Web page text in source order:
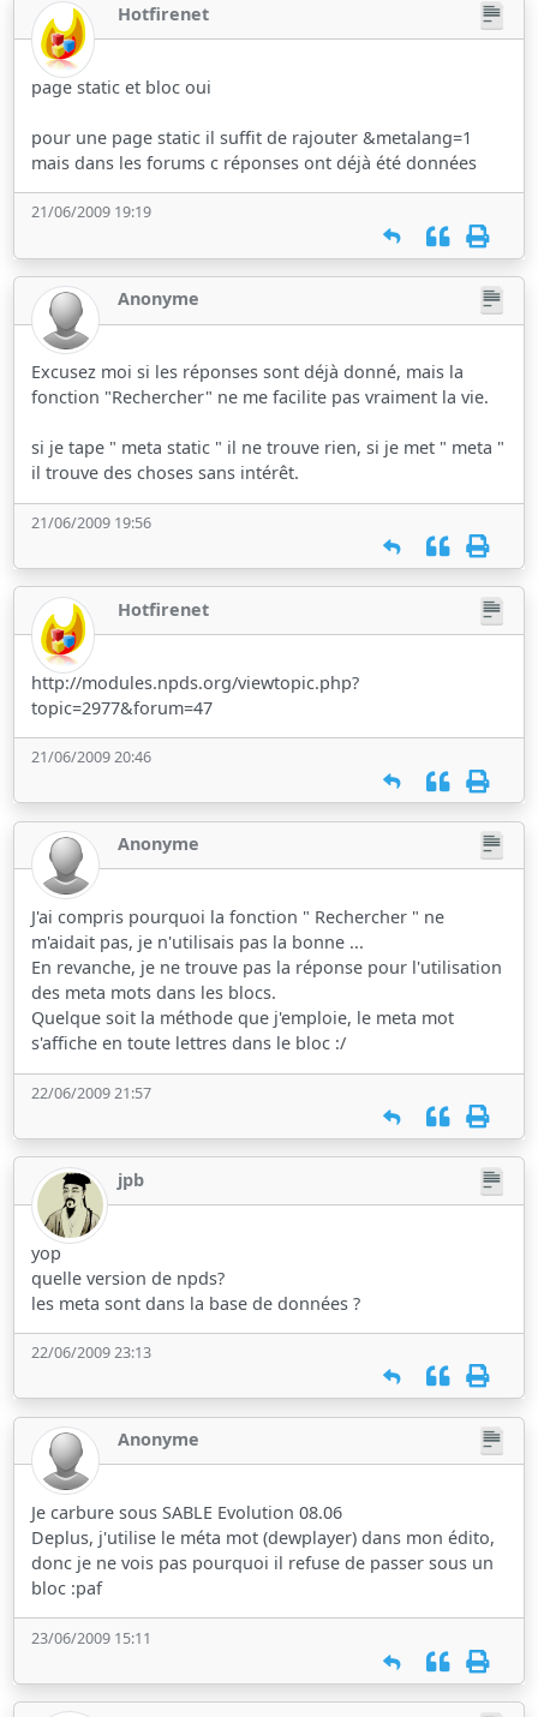
Hotfirenet
page static et bloc oui
pour une page static il suffit de rajouter &metalang=1
mais dans les forums c réponses ont déjà été données
21/06/2009 19:19
Anonyme
Excusez moi si les réponses sont déjà donné, mais la
fonction "Rechercher" ne me facilite pas vraiment la vie.
si je tape " meta static " il ne trouve rien, si je met " meta "
il trouve des choses sans intérêt.
21/06/2009 19:56
Hotfirenet
http://modules.npds.org/viewtopic.php?
topic=2977&forum=47
21/06/2009 20:46
Anonyme
J'ai compris pourquoi la fonction " Rechercher " ne
m'aidait pas, je n'utilisais pas la bonne ...
En revanche, je ne trouve pas la réponse pour l'utilisation
des meta mots dans les blocs.
Quelque soit la méthode que j'emploie, le meta mot
s'affiche en toute lettres dans le bloc :/
22/06/2009 21:57
jpb
yop
quelle version de npds?
les meta sont dans la base de données ?
22/06/2009 23:13
Anonyme
Je carbure sous SABLE Evolution 08.06
Deplus, j'utilise le méta mot (dewplayer) dans mon édito,
donc je ne vois pas pourquoi il refuse de passer sous un
bloc :paf
23/06/2009 15:11